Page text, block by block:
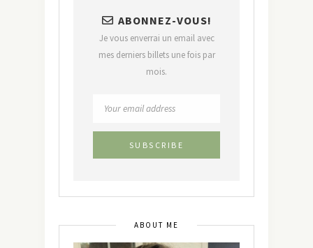
ABONNEZ-VOUS!
Je vous enverrai un email avec
mes derniers billets une fois par
mois.
ABOUT ME